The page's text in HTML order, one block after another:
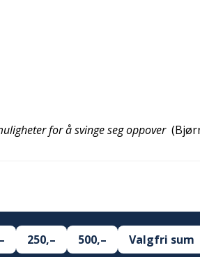
for å svinge seg oppover (
250,– 500,– Valgfri sum